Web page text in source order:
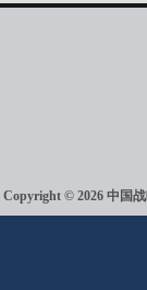
Copyright © 2026 中国